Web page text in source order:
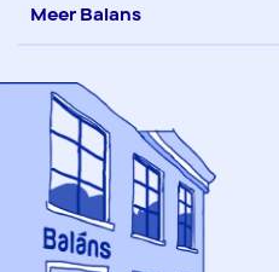
Meer Balans